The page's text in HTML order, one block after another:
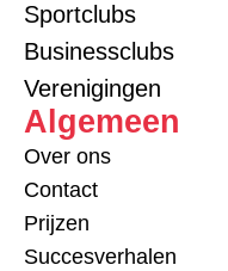
Sportclubs
Businessclubs
Verenigingen
Algemeen
Over ons
Contact
Prijzen
Succesverhalen